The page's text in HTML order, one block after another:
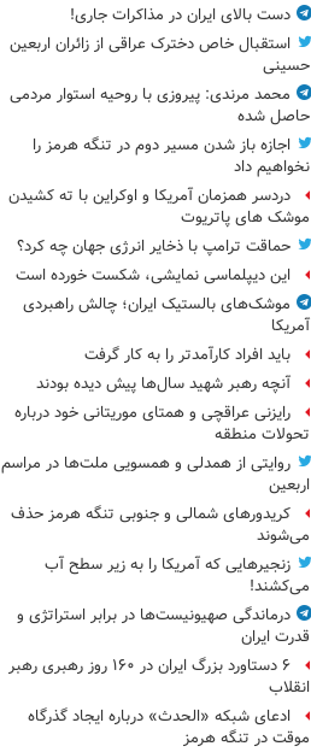
دست بالای ایران در مذاکرات جاری!
استقبال خاص دخترک عراقی از زائران اربعین
حسینی
محمد مرندی: پیروزی با روحیه استوار مردمی
حاصل شده
اجازه باز شدن مسیر دوم در تنگه هرمز را
نخواهیم داد
دردسر همزمان آمریکا و اوکراین با ته کشیدن
موشک های پاتریوت
حماقت ترامپ با ذخایر انرژی جهان چه کرد؟
این دیپلماسی نمایشی، شکست خورده است
موشک‌های بالستیک ایران؛ چالش راهبردی
آمریکا
باید افراد کارآمدتر را به کار گرفت
آنچه رهبر شهید سال‌ها پیش دیده بودند
رایزنی عراقچی و همتای موریتانی خود درباره
تحولات منطقه
روایتی از همدلی و همسویی ملت‌ها در مراسم
اربعین
کریدورهای شمالی و جنوبی تنگه هرمز حذف
می‌شوند
زنجیرهایی که آمریکا را به زیر سطح آب
می‌کشند!
درماندگی صهیونیست‌ها در برابر استراتژی و
قدرت ایران
۶ دستاورد بزرگ ایران در ۱۶۰ روز رهبری رهبر
انقلاب
ادعای شبکه «الحدث» درباره ایجاد گذرگاه
موقت در تنگه هرمز